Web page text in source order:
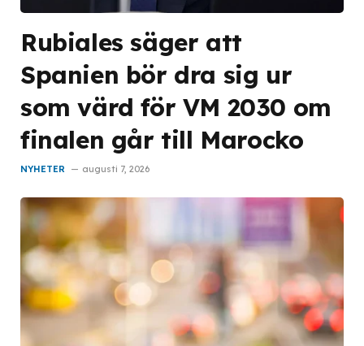
Rubiales säger att
Spanien bör dra sig ur
som värd för VM 2030 om
finalen går till Marocko
NYHETER augusti 7, 2026